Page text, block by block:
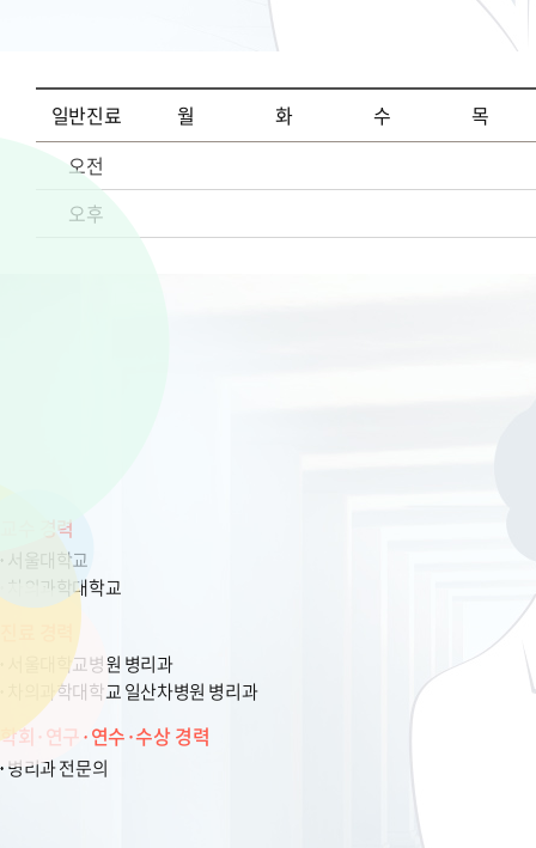
일반진료 월 화 수
목
오전
오후
교수 경력
서울대학교
차의과학대학교
서울대학교병원 병리과
차의과학대학교 일산차병원 병리과
학회·연구·연수·수상 경력
병리과 전문의